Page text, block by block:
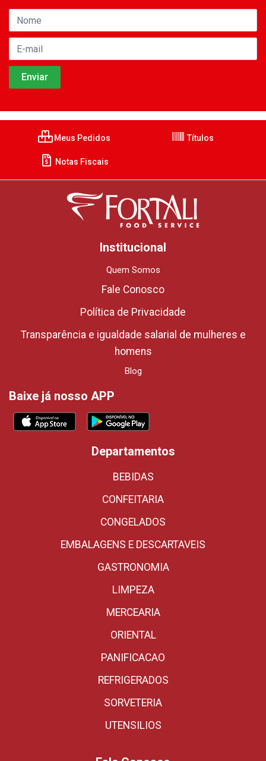
Meus Pedidos Títulos
Notas Fiscais
Institucional
Quem Somos
Fale Conosco
Política de Privacidade
Transparência e igualdade salarial de mulheres e
homens
Blog
Baixe já nosso APP
Departamentos
BEBIDAS
CONFEITARIA
CONGELADOS
EMBALAGENS E DESCARTAVEIS
GASTRONOMIA
LIMPEZA
MERCEARIA
ORIENTAL
PANIFICACAO
REFRIGERADOS
SORVETERIA
UTENSILIOS